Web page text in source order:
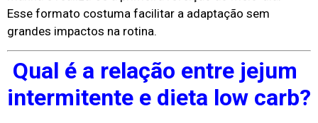
Esse formato costuma facilitar a adaptação sem
grandes impactos na rotina.
Qual é a relação entre jejum
intermitente e dieta low carb?